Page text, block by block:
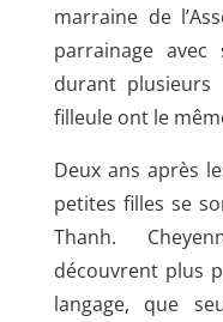
marraine de
parrainage
durant plusieurs
filleule ont le
Deux ans après
petites filles se
Thanh.
découvrent plus
langage, que